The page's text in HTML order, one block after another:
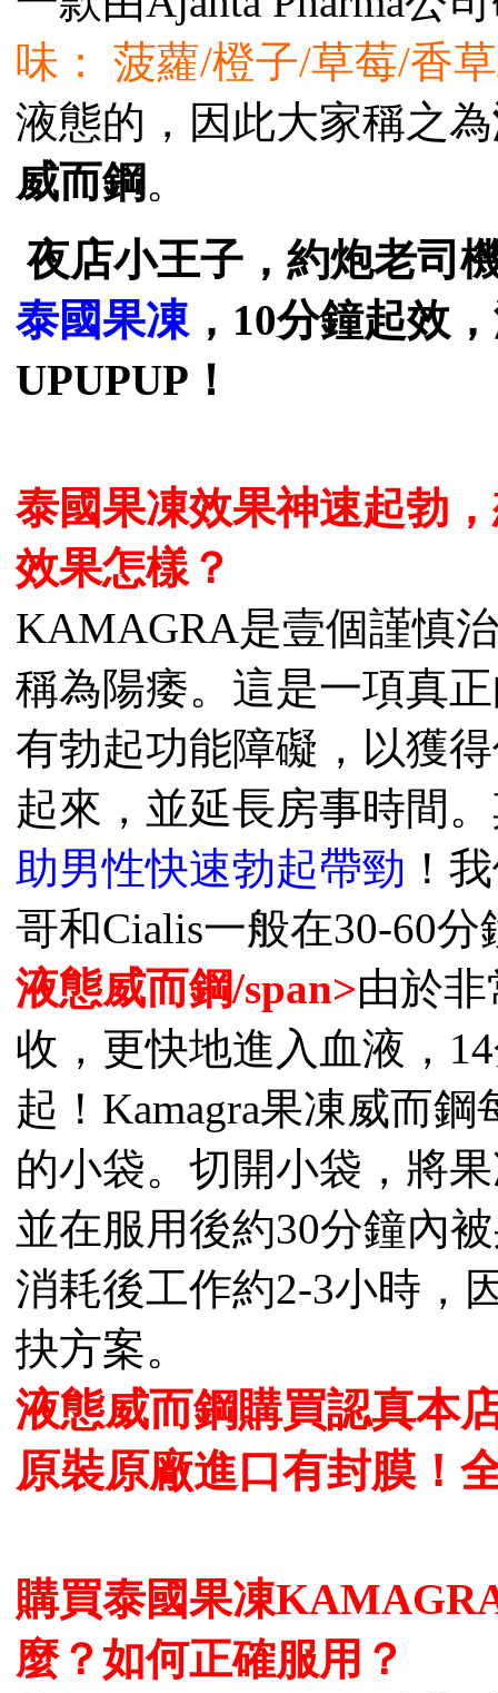
味： 菠蘿/橙子/草莓/香
液態的，因此大家稱之為
威而鋼。
夜店小王子，約炮老司
泰國果凍 ，10分鐘起效
UPUPUP！
泰國果凍效果神速起勃，
效果怎樣？
KAMAGRA是壹個謹慎
稱為陽痿。這是一項真
有勃起功能障礙，以獲
起來，並延長房事時間
助男性快速勃起帶勁 ！
哥和Cialis一般在30-60
液態威而鋼/span>由於
收，更快地進入血液，
起！Kamagra果凍威而鋼
的小袋。切開小袋，將
並在服用後約30分鐘內
消耗後工作約2-3小時，
抉方案。
液態威而鋼購買認真本
原裝原廠進口有封膜！
購買泰國果凍
麼？如何正確服用？